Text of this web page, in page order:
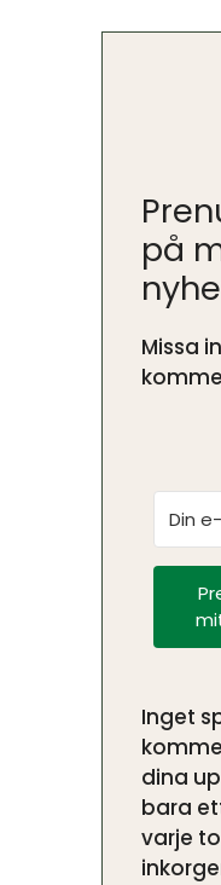
på
Missa
Inget
dina
bara
varje